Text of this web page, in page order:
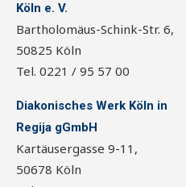
Köln e. V.
Bartholomäus-Schink-Str. 6,
50825 Köln
Tel. 0221 / 95 57 00
Diakonisches Werk Köln in
Regija gGmbH
Kartäusergasse 9-11,
50678 Köln